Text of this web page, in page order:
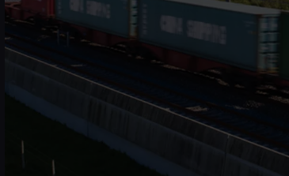
figuurlijk
Lees